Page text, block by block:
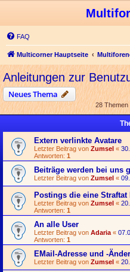
FAQ
Multicorner Hauptseite
Anleitungen zur
Neues Thema
28 Themen
Extern verlinkte Avatare
Letzter Beitrag von Zumsel «
Antworten: 1
Beiträge werden bei uns
Letzter Beitrag von Zumsel «
Postings die eine Straftat
Letzter Beitrag von Zumsel «
Antworten: 1
An alle User
Letzter Beitrag von Adaria «
Antworten: 1
EMail-Adresse und -
Letzter Beitrag von Zumsel «